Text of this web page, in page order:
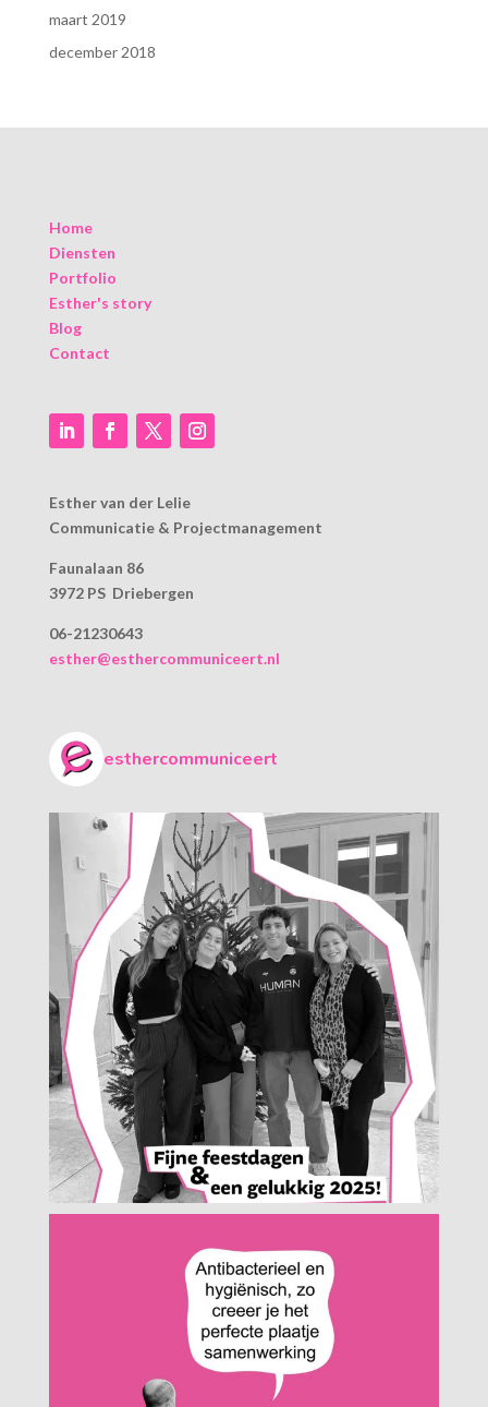
maart 2019
december 2018
Home
Diensten
Portfolio
Esther's story
Blog
Contact
Esther van der Lelie
Communicatie & Projectmanagement
Faunalaan 86
3972 PS Driebergen
06-21230643
esther@esthercommuniceert.nl
esthercommuniceert